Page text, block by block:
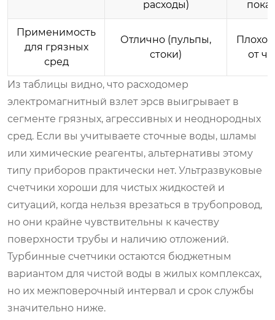
расходы)
Применимость
для грязных
сред
Отлично (пульпы,
стоки)
Плохо
от
Из таблицы видно, что расходомер
электромагнитный взлет эрсв выигрывает в
сегменте грязных, агрессивных и неоднородных
сред. Если вы учитываете сточные воды, шламы
или химические реагенты, альтернативы этому
типу приборов практически нет. Ультразвуковые
счетчики хороши для чистых жидкостей и
ситуаций, когда нельзя врезаться в трубопровод,
но они крайне чувствительны к качеству
поверхности трубы и наличию отложений.
Турбинные счетчики остаются бюджетным
вариантом для чистой воды в жилых комплексах,
но их межповерочный интервал и срок службы
значительно ниже.